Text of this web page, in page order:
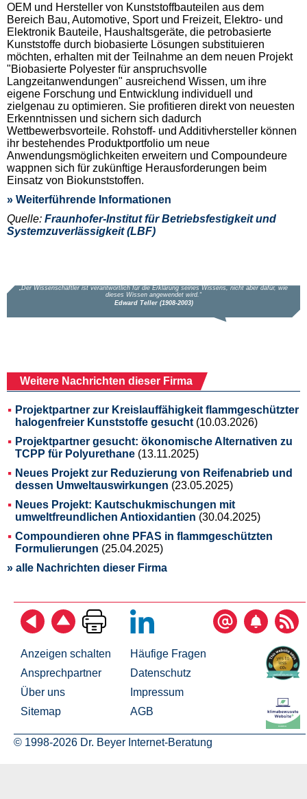
OEM und Hersteller von Kunststoffbauteilen aus dem
Bereich Bau, Automotive, Sport und Freizeit, Elektro- und
Elektronik Bauteile, Haushaltsgeräte, die petrobasierte
Kunststoffe durch biobasierte Lösungen substituieren
möchten, erhalten mit der Teilnahme an dem neuen Projekt
"Biobasierte Polyester für anspruchsvolle
Langzeitanwendungen" ausreichend Wissen, um ihre
eigene Forschung und Entwicklung individuell und
zielgenau zu optimieren. Sie profitieren direkt von neuesten
Erkenntnissen und sichern sich dadurch
Wettbewerbsvorteile. Rohstoff- und Additivhersteller können
ihr bestehendes Produktportfolio um neue
Anwendungsmöglichkeiten erweitern und Compoundeure
wappnen sich für zukünftige Herausforderungen beim
Einsatz von Biokunststoffen.
» Weiterführende Informationen
Quelle: Fraunhofer-Institut für Betriebsfestigkeit und
Systemzuverlässigkeit (LBF)
Weitere Nachrichten dieser Firma
Projektpartner zur Kreislauffähigkeit flammgeschützter
halogenfreier Kunststoffe gesucht (10.03.2026)
Projektpartner gesucht: ökonomische Alternativen zu
TCPP für Polyurethane (13.11.2025)
Neues Projekt zur Reduzierung von Reifenabrieb und
dessen Umweltauswirkungen (23.05.2025)
Neues Projekt: Kautschukmischungen mit
umweltfreundlichen Antioxidantien (30.04.2025)
Compoundieren ohne PFAS in flammgeschützten
Formulierungen (25.04.2025)
» alle Nachrichten dieser Firma
Anzeigen schalten
Ansprechpartner
Über uns
Sitemap
Häufige Fragen
Datenschutz
Impressum
AGB
© 1998-2026 Dr. Beyer Internet-Beratung